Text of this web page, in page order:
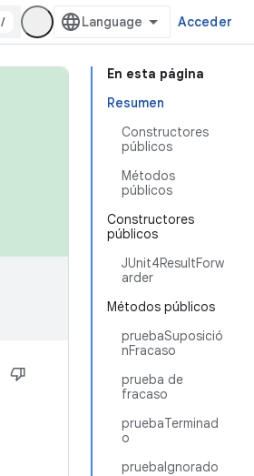
/ Acceder
En esta página
Resumen
Constructores
públicos
Métodos
públicos
Constructores
públicos
JUnit4ResultForw
arder
Métodos públicos
pruebaSuposició
nFracaso
prueba de
fracaso
pruebaTerminad
o
pruebaIgnorado